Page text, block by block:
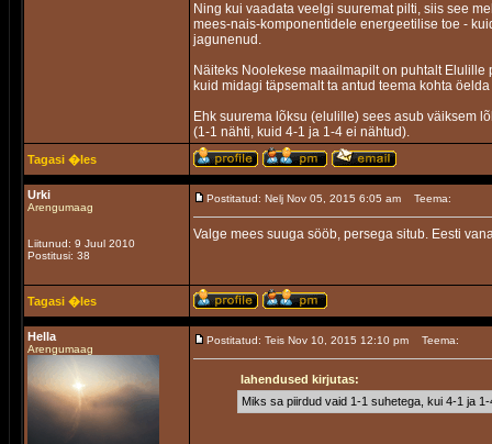
Ning kui vaadata veelgi suuremat pilti, siis see
mees-nais-komponentidele energeetilise toe -
jagunenud.
Näiteks Noolekese maailmapilt on puhtalt
kuid midagi täpsemalt ta antud teema kohta
Ehk suurema lõksu (elulille) sees asub väiksem
(1-1 nähti, kuid 4-1 ja 1-4 ei nähtud).
Tagasi �les
Urki
Arengumaag
Liitunud: 9 Juul 2010
Postitusi: 38
Postitatud: Nelj Nov 05, 2015 6:05 am Teema:
Valge mees suuga sööb, persega situb. Eesti
Tagasi �les
Hella
Arengumaag
Postitatud: Teis Nov 10, 2015 12:10 pm Teema:
lahendused kirjutas:
Miks sa piirdud vaid 1-1 suhetega, kui 4-1 ja